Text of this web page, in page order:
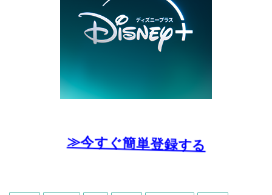
≫今すぐ簡単登録する